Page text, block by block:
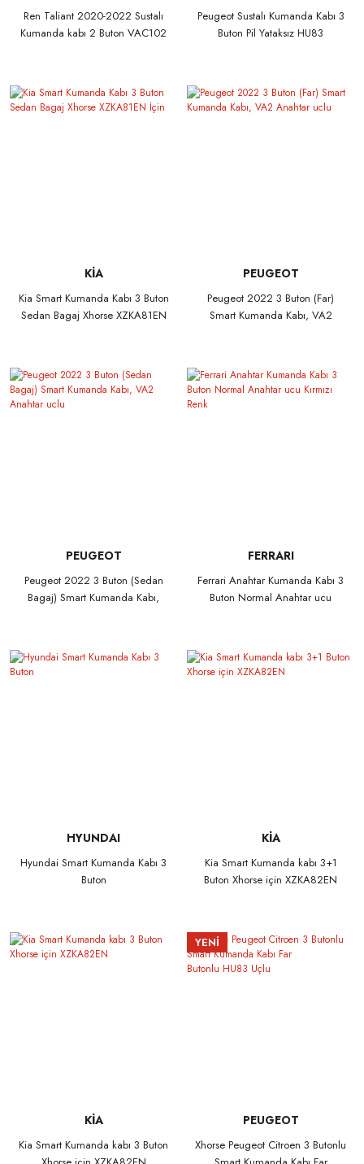
Ren Taliant 2020-2022 Sustalı
Kumanda kabı 2 Buton VAC102
Peugeot Sustalı Kumanda Kabı 3
Buton Pil Yataksız HU83
KİA
Kia Smart Kumanda Kabı 3 Buton
Sedan Bagaj Xhorse XZKA81EN
PEUGEOT
Peugeot 2022 3 Buton (Far)
Smart Kumanda Kabı, VA2
PEUGEOT
Peugeot 2022 3 Buton (Sedan
Bagaj) Smart Kumanda Kabı,
FERRARI
Ferrari Anahtar Kumanda Kabı 3
Buton Normal Anahtar ucu
HYUNDAI
Hyundai Smart Kumanda Kabı 3
Buton
KİA
Kia Smart Kumanda kabı 3+1
Buton Xhorse için XZKA82EN
KİA
Kia Smart Kumanda kabı 3 Buton
YENİ
PEUGEOT
Xhorse Peugeot Citroen 3 Butonlu